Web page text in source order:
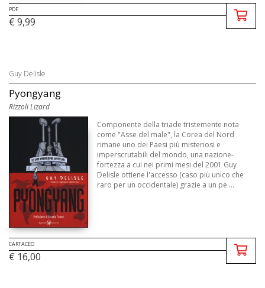
PDF
€ 9,99
Guy Delisle
Pyongyang
Rizzoli Lizard
Componente della triade tristemente nota
come "Asse del male", la Corea del Nord
rimane uno dei Paesi più misteriosi e
imperscrutabili del mondo, una nazione-
fortezza a cui nei primi mesi del 2001 Guy
Delisle ottiene l'accesso (caso più unico che
raro per un occidentale) grazie a un pe ...
CARTACEO
€ 16,00